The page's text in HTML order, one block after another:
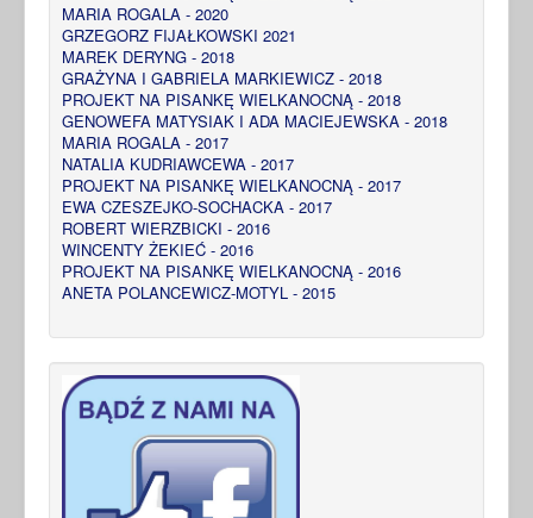
MARIA ROGALA - 2020
GRZEGORZ FIJAŁKOWSKI 2021
MAREK DERYNG - 2018
GRAŻYNA I GABRIELA MARKIEWICZ - 2018
PROJEKT NA PISANKĘ WIELKANOCNĄ - 2018
GENOWEFA MATYSIAK I ADA MACIEJEWSKA - 2018
MARIA ROGALA - 2017
NATALIA KUDRIAWCEWA - 2017
PROJEKT NA PISANKĘ WIELKANOCNĄ - 2017
EWA CZESZEJKO-SOCHACKA - 2017
ROBERT WIERZBICKI - 2016
WINCENTY ŻEKIEĆ - 2016
PROJEKT NA PISANKĘ WIELKANOCNĄ - 2016
ANETA POLANCEWICZ-MOTYL - 2015